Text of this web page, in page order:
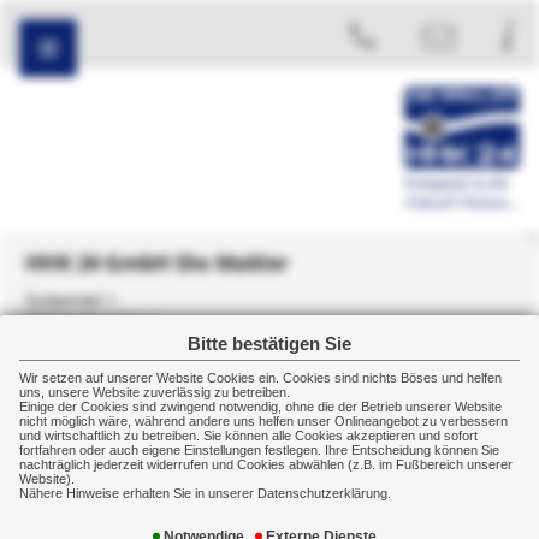
Bitte bestätigen Sie
Wir setzen auf unserer Website Cookies ein. Cookies sind nichts Böses und helfen
uns, unsere Website zuverlässig zu betreiben.
Einige der Cookies sind zwingend notwendig, ohne die der Betrieb unserer Website
nicht möglich wäre, während andere uns helfen unser Onlineangebot zu verbessern
und wirtschaftlich zu betreiben. Sie können alle Cookies akzeptieren und sofort
fortfahren oder auch eigene Einstellungen festlegen. Ihre Entscheidung können Sie
nachträglich jederzeit widerrufen und Cookies abwählen (z.B. im Fußbereich unserer
Website).
Nähere Hinweise erhalten Sie in unserer Datenschutzerklärung.
HHK 24 GmbH Die Makler
Südwinkel 1
38176 Wendeburg
+49 5303 5084150
Schadenmanagement Schadenmeldung
Schadenmeldung für unsere Kunden